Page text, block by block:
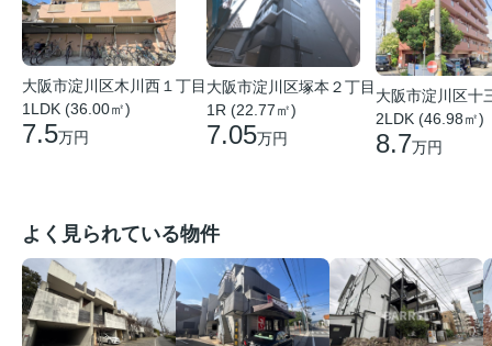
大阪市淀川区木川西１丁目
1LDK (36.00㎡)
7.5万円
大阪市淀川区塚本２丁目
1R (22.77㎡)
7.05万円
大阪市淀川区十
2LDK (46.98㎡)
8.7万円
よく見られている物件